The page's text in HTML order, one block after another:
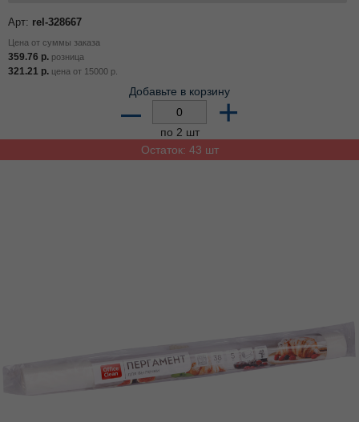
Арт: rel-328667
Цена от суммы заказа
359.76 р. розница
321.21 р. цена от 15000 р.
Добавьте в корзину
– +
по 2 шт
Остаток: 43 шт